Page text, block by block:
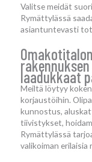
Valitse meidät
Rymättylässä
asiantuntevasti
laadukkaat
Meiltä löytyy
korjaustöihin.
kunnostus,
tiivistykset,
Rymättylässä
valikoiman erilaisia